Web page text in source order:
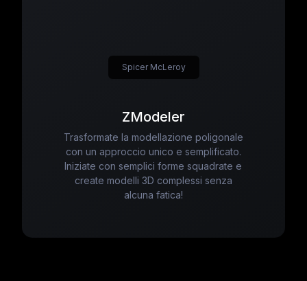
ZModeler
Trasformate la modellazione poligonale
con un approccio unico e semplificato.
Iniziate con semplici forme squadrate e
create modelli 3D complessi senza
alcuna fatica!
Spicer McLeroy